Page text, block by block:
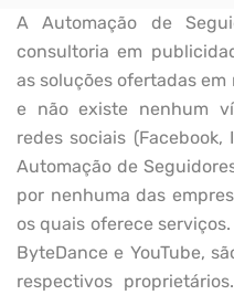
A Automação de
consultoria em
as soluções ofertadas
e não existe nenhum
redes sociais (Facebook,
Automação de
por nenhuma das
os quais oferece
ByteDance e YouTube,
respectivos